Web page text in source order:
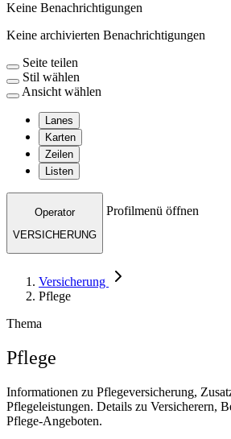
Keine Benachrichtigungen
Keine archivierten Benachrichtigungen
Seite teilen
Stil wählen
Ansicht wählen
Lanes
Karten
Zeilen
Listen
Operator
VERSICHERUNG
Profilmenü öffnen
Versicherung
Pflege
Thema
Pflege
Informationen zu Pflegeversicherung,
Pflegeleistungen. Details zu Versicherern,
Pflege-Angeboten.